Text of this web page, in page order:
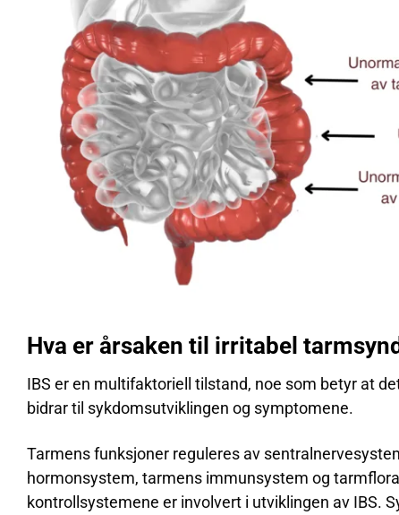
Hva er årsaken til irritabel
IBS er en multifaktoriell tilstand, noe som betyr at
bidrar til sykdomsutviklingen og symptomene.
Tarmens funksjoner reguleres av
hormonsystem, tarmens immunsystem og
kontrollsystemene er involvert i utviklingen av IBS.